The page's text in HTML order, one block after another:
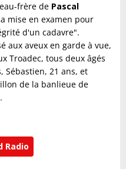
frère de Pascal
mise en examen pour
d'un cadavre".
aux aveux en garde à vue,
Troadec, tous deux âgés
Sébastien, 21 ans, et
de la banlieue de
Radio